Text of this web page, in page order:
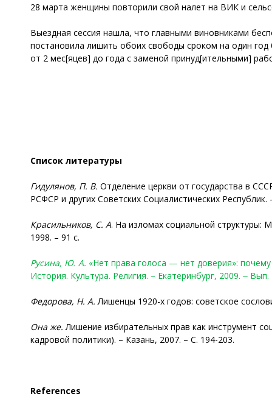
28 марта женщины повторили свой налет на ВИК и
Выездная сессия нашла, что главными виновниками
постановила лишить обоих свободы сроком на один
от 2 мес[яцев] до года с заменой принуд[ительными]
Список литературы
Гидулянов, П. В. Отделение церкви от государства в
РСФСР и других Советских Социалистических Республик.
Красильников, С. А. На изломах социальной структуры:
1998. – 91 с.
Русина, Ю. А. «Нет права голоса — нет доверия»:
История. Культура. Религия. – Екатеринбург, 2009. ‒ Вып.
Федорова, Н. А. Лишенцы 1920-х годов: советское
Она же. Лишение избирательных прав как инструмент
кадровой политики). – Казань, 2007. – С. 194-203.
References